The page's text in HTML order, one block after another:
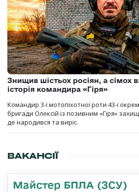
Знищив шістьох росіян, а сімох
історія командира «Гіря»
Командир 3-ї мотопіхотної роти 43-ї
бригади Олексій із позивним «Гіря»
де народився та виріс.
ВАКАНСІЇ
Майстер БПЛА (ЗСУ)